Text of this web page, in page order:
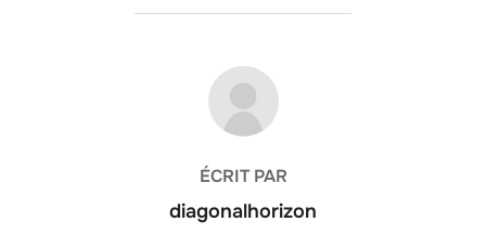
AUTEUR DE LA PUBLICATION
ÉCRIT PAR
diagonalhorizon